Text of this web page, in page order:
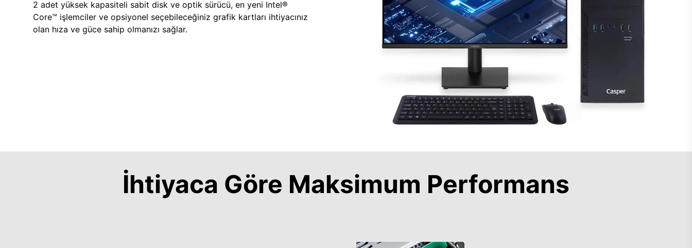
2 adet yüksek kapasiteli sabit disk ve optik sürücü, en yeni Intel®
Core™ işlemciler ve opsiyonel seçebileceğiniz grafik kartları ihtiyacınız
olan hıza ve güce sahip olmanızı sağlar.
İhtiyaca Göre Maksimum Performans